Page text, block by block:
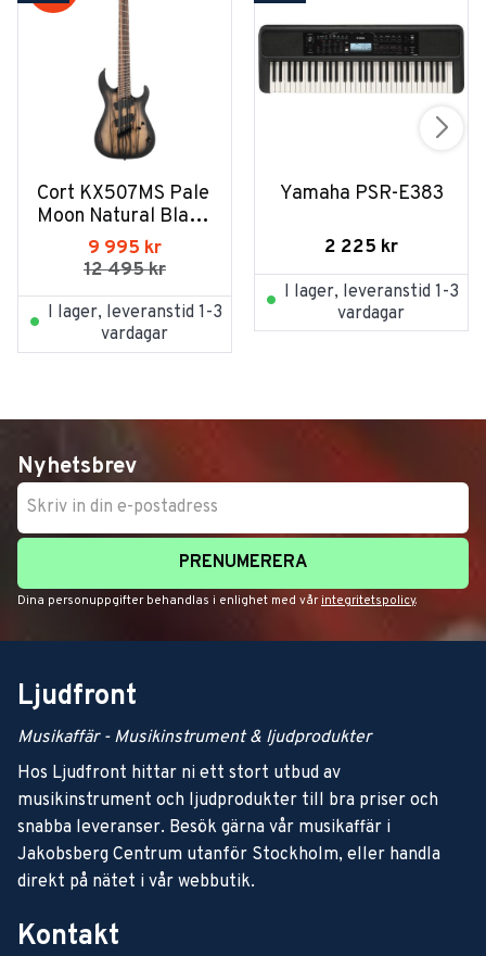
Cort KX507MS Pale
Moon Natural Black
Burst
9 995 kr
12 495kr
I lager, leveranstid 1-3
vardagar
Yamaha PSR-E383
2 225 kr
I lager, leveranstid 1-3
vardagar
Nyhetsbrev
PRENUMERERA
Dina personuppgifter behandlas i enlighet med vår integritetspolicy.
Ljudfront
Musikaffär - Musikinstrument & ljudprodukter
Hos Ljudfront hittar ni ett stort utbud av
musikinstrument och ljudprodukter till bra priser och
snabba leveranser. Besök gärna vår musikaffär i
Jakobsberg Centrum utanför Stockholm, eller handla
direkt på nätet i vår webbutik.
Kontakt